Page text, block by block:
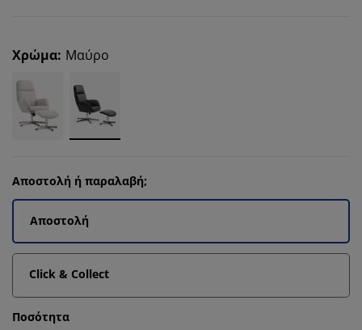
Χρώμα: Μαύρο
Αποστολή ή παραλαβή;
Αποστολή
Click & Collect
Ποσότητα